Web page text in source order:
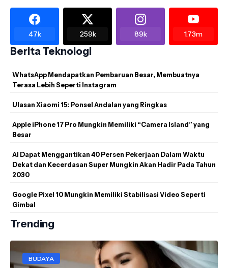
47k 259k 89k 1.73m
Berita Teknologi
WhatsApp Mendapatkan Pembaruan Besar, Membuatnya
Terasa Lebih Seperti Instagram
Ulasan Xiaomi 15: Ponsel Andalan yang Ringkas
Apple iPhone 17 Pro Mungkin Memiliki “Camera Island” yang
Besar
AI Dapat Menggantikan 40 Persen Pekerjaan Dalam Waktu
Dekat dan Kecerdasan Super Mungkin Akan Hadir Pada Tahun
2030
Google Pixel 10 Mungkin Memiliki Stabilisasi Video Seperti
Gimbal
Trending
BUDAYA